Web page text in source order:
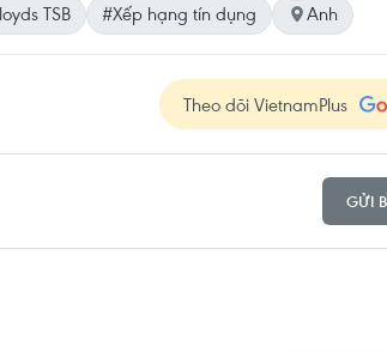
TSB #Xếp hạng tín dụng Anh
Theo dõi VietnamPlus
GỬI